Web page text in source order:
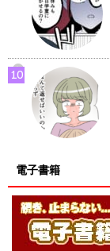
電子書籍